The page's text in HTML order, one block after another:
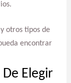
otros tipos de
encontrar
De Elegir